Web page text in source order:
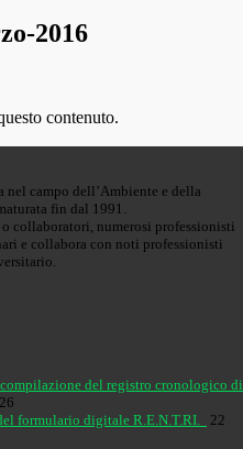
2016
contenuto.
nel campo dell’Ambiente e della
fin dal 1991.
collaboratori, numerosi professionisti
e collabora con noti professionisti
del registro cronologico di
formulario digitale R.E.N.T.RI.
22